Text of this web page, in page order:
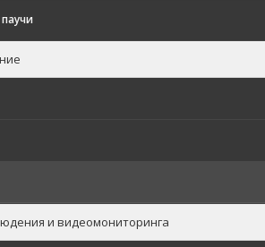
и видеомониторинга